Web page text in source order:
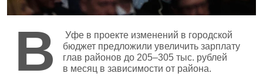
В
Уфе в проекте изменений в городской
бюджет предложили увеличить зарплату
глав районов до 205–305 тыс. рублей
в месяц в зависимости от района.